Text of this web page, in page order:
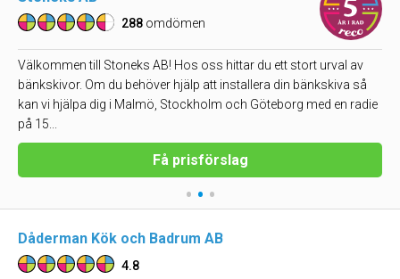
288 omdömen
Välkommen till Stoneks AB! Hos oss hittar du ett stort urval av
bänkskivor. Om du behöver hjälp att installera din bänkskiva så
kan vi hjälpa dig i Malmö, Stockholm och Göteborg med en radie
på 15...
Få prisförslag
• • •
Dåderman Kök och Badrum AB
4.8